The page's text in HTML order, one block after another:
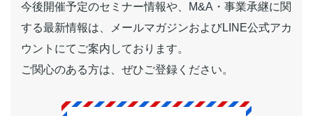
今後開催予定のセミナー情報や、M&A・事業承継に関
する最新情報は、メールマガジンおよびLINE公式アカ
ウントにてご案内しております。
ご関心のある方は、ぜひご登録ください。